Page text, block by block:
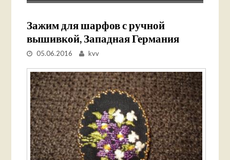
Зажим для шарфов с ручной
вышивкой, Западная Германия
05.06.2016 kvv